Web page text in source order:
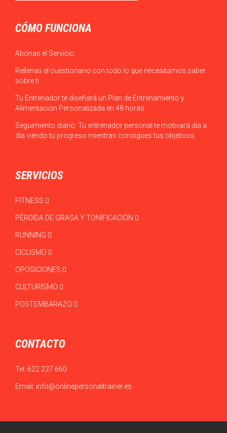
CÓMO FUNCIONA
Abonas el Servicio
Rellenas el cuestionario con todo lo que necesitamos saber
sobre ti
Tu Entrenador te diseñará un Plan de Entrenamiento y
Alimentación Personalizada en 48 horas
Seguimiento diario: Tu entrenador personal te motivará día a
día viendo tu progreso mientras consigues tus objetivos.
SERVICIOS
FITNESS
PÉRDIDA DE GRASA Y TONIFICACIÓN
RUNNING
CICLISMO
OPOSICIONES
CULTURISMO
POSTEMBARAZO
CONTACTO
Tel: 622 227 660
Email: info@onlinepersonaltrainer.es